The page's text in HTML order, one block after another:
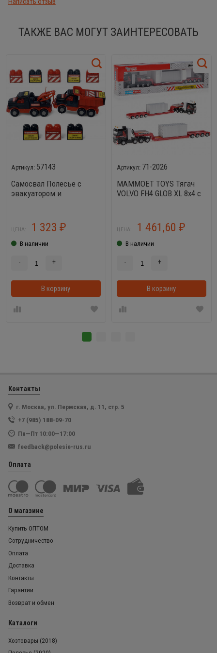
ТАКЖЕ ВАС МОГУТ ЗАИНТЕРЕСОВАТЬ
57143
Самосвал Полесье с
эвакуатором и
ЦЕНА: 1 323 ₽
В наличии
- +
В корзину В корзинке
71-2026
MAMMOET TOYS Тягач
VOLVO FH4 GLOB XL 8x4 с
ЦЕНА: 1 461,60 ₽
В наличии
- +
В корзину
Контакты
г. Москва, ул. Пермская, д. 11, стр. 5
+7 (985) 188-09-70
Пн—Пт 10:00—17:00
feedback@polesie-rus.ru
Оплата
О магазине
Купить ОПТОМ
Сотрудничество
Оплата
Доставка
Контакты
Гарантии
Возврат и обмен
Каталоги
Хозтовары (2018)